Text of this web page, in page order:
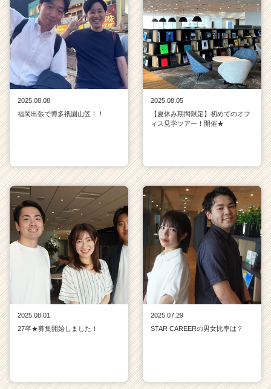
2025.08.08
福岡出張で博多祇園山笠！！
2025.08.05
【夏休み期間限定】初めてのオフ
ィス見学ツアー！開催★
2025.08.01
27卒★募集開始しました！
2025.07.29
STAR CAREERの男女比率は？